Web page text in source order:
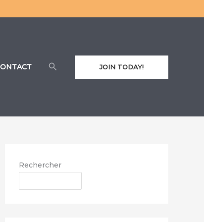
RechercherJOIN TODAY!
Rechercher